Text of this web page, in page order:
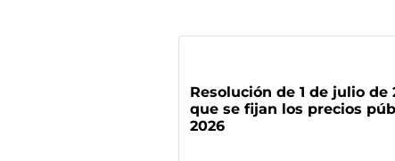
Resolución de 1 de julio
que se fijan los precios
2026